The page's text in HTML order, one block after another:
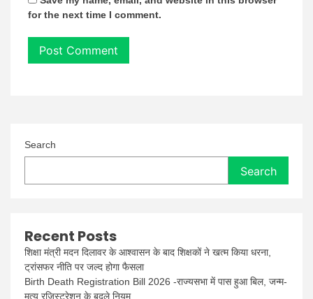
for the next time I comment.
Search
Search
Recent Posts
शिक्षा मंत्री मदन दिलावर के आश्वासन के बाद शिक्षकों ने खत्म किया धरना,
ट्रांसफर नीति पर जल्द होगा फैसला
Birth Death Registration Bill 2026 -राज्यसभा में पास हुआ बिल, जन्म-
मृत्यु रजिस्ट्रेशन के बदले नियम